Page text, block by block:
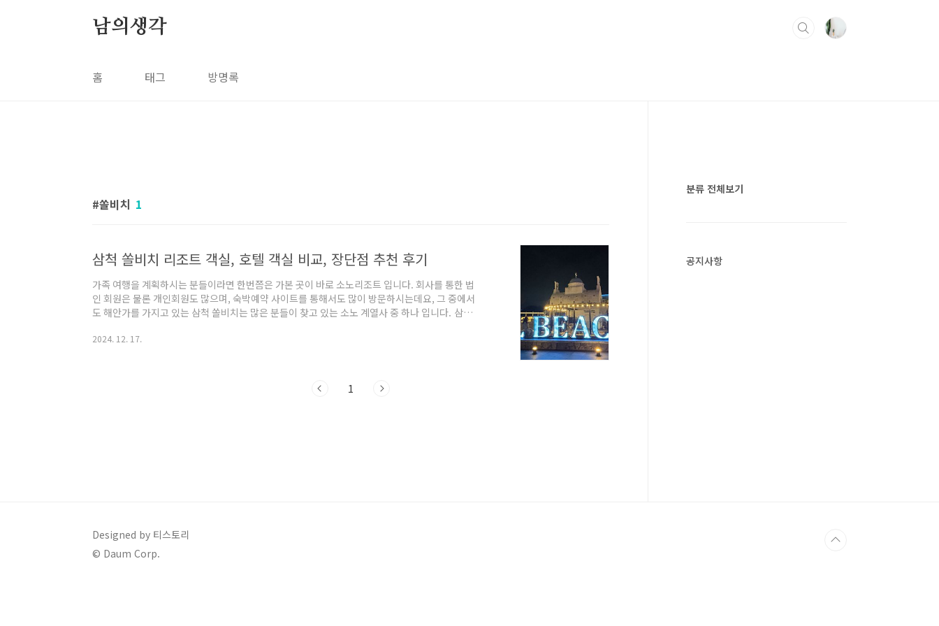
남의생각
홈 태그 방명록
쏠비치 1
삼척 쏠비치 리조트 객실, 호텔 객실 비교, 장단점 추천 후기
가족 여행을 계획하시는 분들이라면 한번쯤은 가본 곳이 바로 소노리조트 입니다. 회사를 통한 법
인 회원은 물론 개인회원도 많으며, 숙박예약 사이트를 통해서도 많이 방문하시는데요, 그 중에서
도 해안가를 가지고 있는 삼척 쏠비치는 많은 분들이 찾고 있는 소노 계열사 중 하나 입니다. 삼척
저희는 이번 가을 여행에서 2박 연박 예약에 실패해서 본의아니게 1박은 리조트 객실, 1박은 호텔
2024. 12. 17.
1
분류 전체보기
공지사항
Designed by 티스토리
© Daum Corp.